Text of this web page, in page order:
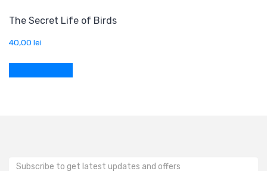
The Secret Life of Birds
40,00 lei